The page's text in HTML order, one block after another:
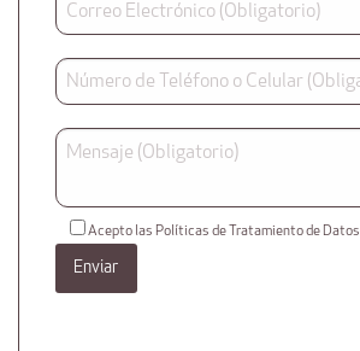
Acepto las Políticas de Tratamiento de Datos